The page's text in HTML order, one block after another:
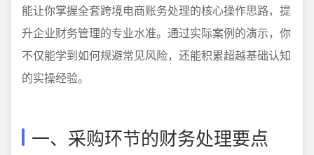
能让你掌握全套跨境电商账务处理的核心操作思路，提
升企业财务管理的专业水准。通过实际案例的演示，你
不仅能学到如何规避常见风险，还能积累超越基础认知
的实操经验。
一、采购环节的财务处理要点